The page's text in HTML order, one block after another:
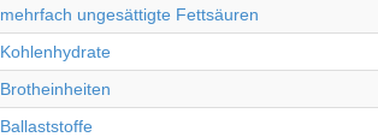
mehrfach ungesättigte Fettsäuren
Kohlenhydrate
Brotheinheiten
Ballaststoffe